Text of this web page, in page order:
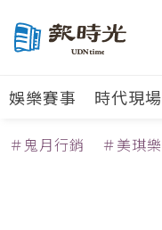
娛樂賽事 時代現場
＃鬼月行銷 ＃美琪